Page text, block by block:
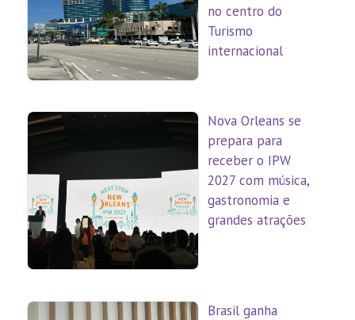
no centro do
Turismo
internacional
Nova Orleans se
prepara para
receber o IPW
2027 com música,
gastronomia e
grandes atrações
Brasil ganha